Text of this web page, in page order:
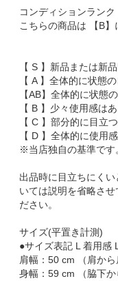
コンディションランク
こちらの商品は 【B】
【 S 】新品または新
【 A 】全体的に状態
【AB】全体的に状態
【 B 】少々使用感は
【 C 】部分的に目立
【 D 】全体的に使用
※当店独自の基準です
出品時に目立ちにく
いては説明を省略さ
ださい。
サイズ(平置き計測)
●サイズ表記 L 着用感
肩幅：50 cm （肩から
身幅：59 cm （脇下か